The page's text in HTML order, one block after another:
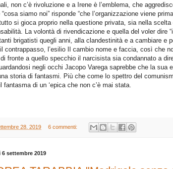
non c’è rivoluzione e a Irene è l’emblema, che
“cosa siamo noi” risponde “che l’organizzazione viene
si gioca proprio nella questione privata, sia nella
La volontà di rivendicazione e quella del voler dire
brigatisti quegli anni, alla clandestinità e a cambiare e
contrappasso, l’esilio Il cambio nome e faccia, così che
fronte a quello specchio il narcisista sia condannato a
negli occhi Jacopo Varega saprebbe che la sua
storia di fantasmi. Più che come lo spettro del
fantasma di un ‘epica che non c’è mai stata.
28, 2019 6 commenti:
6 settembre 2019